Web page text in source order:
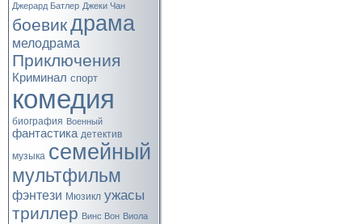
Джерард Батлер Джеки Чан
боевикдрама
мелодрама
Приключения
Криминал спорт
комедия
биография Военный
фантастика детектив
музыка семейный
мультфильм
фэнтези Мюзикл ужасы
триллер Винс Вон Виола